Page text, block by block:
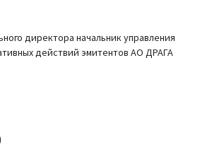
директора начальник управления
действий эмитентов АО ДРАГА